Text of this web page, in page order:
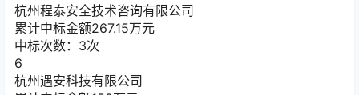
杭州程泰安全技术咨询有限公司
累计中标金额267.15万元
中标次数：3次
6
杭州遇安科技有限公司